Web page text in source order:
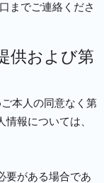
までご連絡くださ
供および第
本人の同意なく第
報については、
要がある場合であ